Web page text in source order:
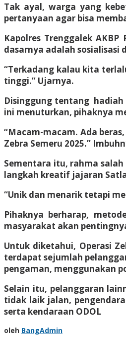
Tak ayal, warga yang
pertanyaan agar bisa
Kapolres Trenggalek
dasarnya adalah sosialisasi
“Terkadang kalau kita
tinggi.” Ujarnya.
Disinggung tentang hadiah
ini menuturkan, pihaknya
“Macam-macam. Ada
Zebra Semeru 2025.”
Sementara itu, rahma
langkah kreatif jajaran
“Unik dan menarik tetapi
Pihaknya berharap,
masyarakat akan
Untuk diketahui, Operasi
terdapat sejumlah
pengaman, menggunakan
Selain itu, pelanggaran
tidak laik jalan,
serta kendaraan ODOL
oleh BangAdmin